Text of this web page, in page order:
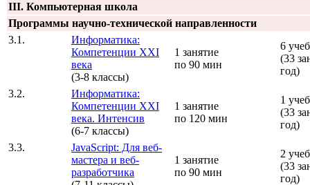
III. Компьютерная школа
Программы научно-технической направленности
3.1.
Информатика:
Компетенции XXI
века
(3-8 классы)
1 занятие
по 90 мин
6
(33
год)
3.2.
Информатика:
Компетенции XXI
века. Интенсив
(6-7 классы)
1 занятие
по 120 мин
1
(33
год)
3.3.
JavaScript: Для веб-
мастера и веб-
разработчика
1 занятие
по 90 мин
2
(33
год)